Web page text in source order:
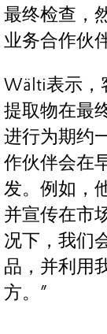
最终检查，
业务合作伙
Wälti表示，
提取物在最
进行为期约
作伙伴会在
发。例如，
并宣传在市
况下，我们
品，并利用
方。”